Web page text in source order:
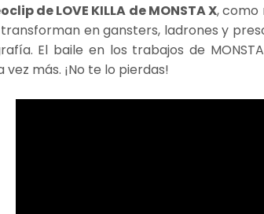
de LOVE KILLA de MONSTA X, como
en gansters, ladrones y
El baile en los trabajos de
vez más. ¡No te lo pierdas!